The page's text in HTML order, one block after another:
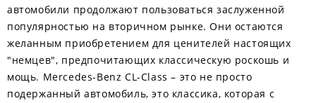
автомобили продолжают пользоваться заслуженной
популярностью на вторичном рынке. Они остаются
желанным приобретением для ценителей настоящих
"немцев", предпочитающих классическую роскошь и
мощь. Mercedes-Benz CL-Class – это не просто
подержанный автомобиль, это классика, которая с